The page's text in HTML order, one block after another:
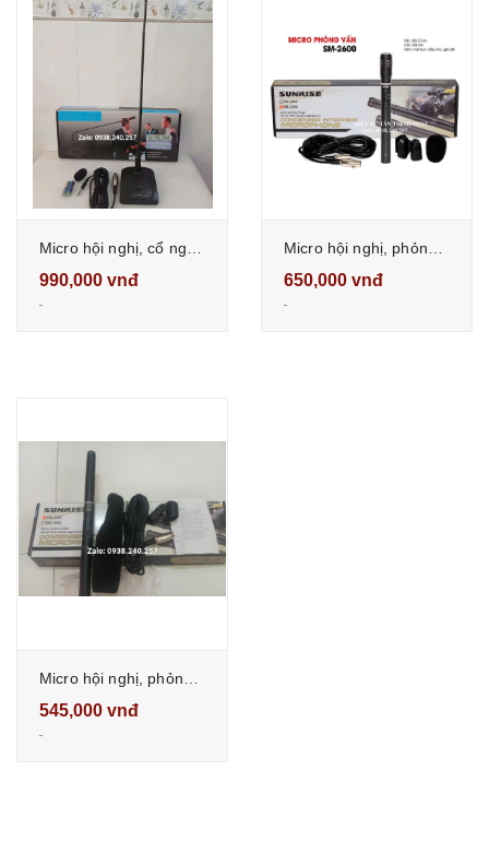
990,000 vnđ 650,000 vnđ
545,000 vnđ